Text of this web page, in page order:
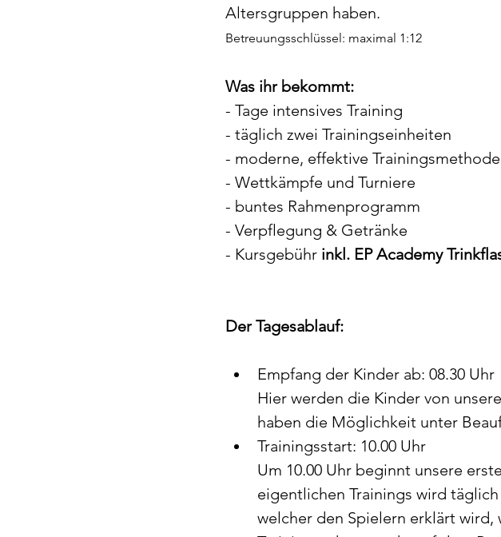
Altersgruppen haben.
Betreuungsschlüssel: maximal 1:12
Was ihr bekommt:
- Tage intensives Training
- täglich zwei Trainingseinheiten
- moderne, effektive
- Wettkämpfe und Turniere
- buntes Rahmenprogramm
- Verpflegung & Getränke
- Kursgebühr inkl. EP Academy
Der Tagesablauf:
Empfang der Kinder ab: 08.30 Uhr
Hier werden die Kinder von
haben die Möglichkeit unter
Trainingsstart: 10.00 Uhr
Um 10.00 Uhr beginnt unsere
eigentlichen Trainings wird
welcher den Spielern erklärt wird,